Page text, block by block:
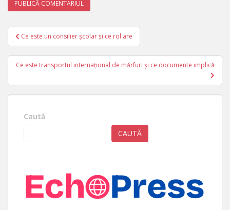
Navigare
în
articole
Ce este un consilier școlar și ce rol are
Ce este transportul internațional de mărfuri și ce documente implică
Caută
CAUTĂ